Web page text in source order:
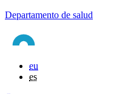
Departamento de salud
eu
es